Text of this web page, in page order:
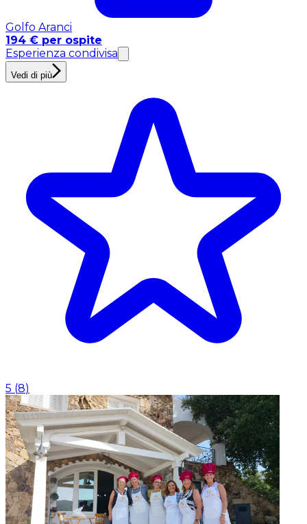
Golfo Aranci
194 € per ospite
Esperienza condivisa
Vedi di più
5 (8)